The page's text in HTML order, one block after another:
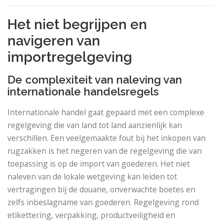
Het niet begrijpen en
navigeren van
importregelgeving
De complexiteit van naleving van
internationale handelsregels
Internationale handel gaat gepaard met een complexe
regelgeving die van land tot land aanzienlijk kan
verschillen. Een veelgemaakte fout bij het inkopen van
rugzakken is het negeren van de regelgeving die van
toepassing is op de import van goederen. Het niet
naleven van de lokale wetgeving kan leiden tot
vertragingen bij de douane, onverwachte boetes en
zelfs inbeslagname van goederen. Regelgeving rond
etikettering, verpakking, productveiligheid en